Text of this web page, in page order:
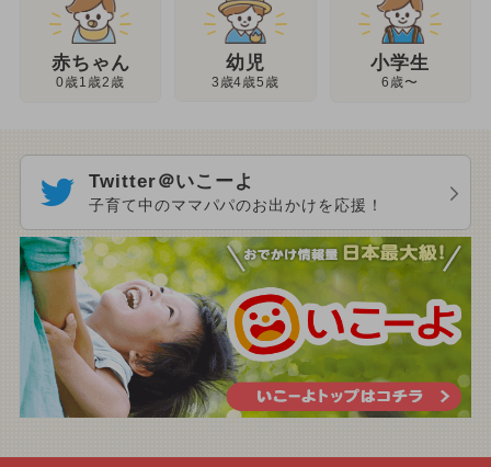
赤ちゃん
0歳1歳2歳
幼児
3歳4歳5歳
小学生
6歳〜
Twitter＠いこーよ
子育て中のママパパのお出かけを応援！